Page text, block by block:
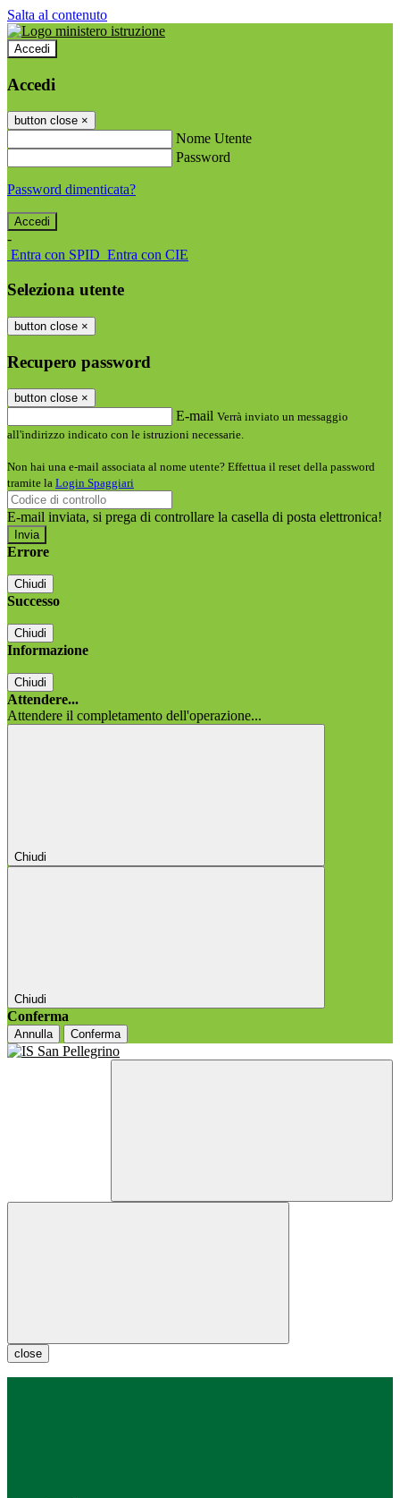
Salta al contenuto
Accedi
Accedi
button close ×
Nome Utente
Password
Password dimenticata?
-
Entra con SPID Entra con CIE
Seleziona utente
button close ×
Recupero password
button close ×
E-mail Verrà inviato un messaggio
all'indirizzo indicato con le istruzioni necessarie.
Non hai una e-mail associata al nome utente? Effettua il reset della password
tramite la Login Spaggiari
E-mail inviata, si prega di controllare la casella di posta elettronica!
Errore
Chiudi
Successo
Chiudi
Informazione
Chiudi
Attendere...
Attendere il completamento dell'operazione...
Chiudi
Chiudi
Conferma
Annulla Conferma
close